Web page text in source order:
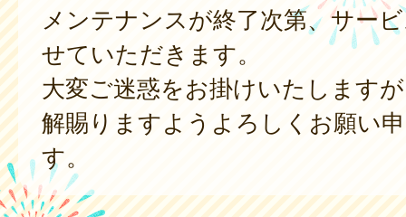
メンテナンスが終了次第、サー
せていただきます。
大変ご迷惑をお掛けいたします
解賜りますようよろしくお願い
す。